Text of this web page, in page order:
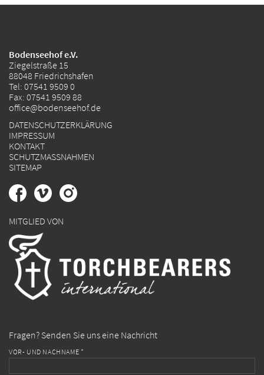
Bodenseehof e.V.
Ziegelstraße 15
88048 Friedrichshafen
Tel: 07541 9509 0
Fax: 07541 9509 88
office@bodenseehof.de
DATENSCHUTZERKLÄRUNG
IMPRESSUM
KONTAKT
SCHUTZMASSNAHMEN
SITEMAP
MITGLIED VON
Fragen? Senden Sie uns eine Nachricht
VOR- UND NACHNAME *